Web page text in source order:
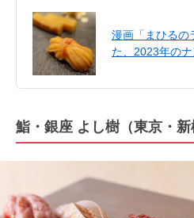
漫画「まひるの
た、2023年の
鮨・銀座 よし樹（東京・新